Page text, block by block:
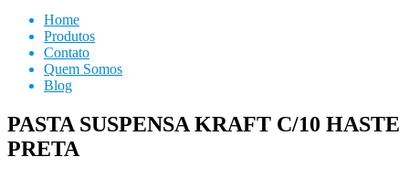
Home
Produtos
Contato
Quem Somos
Blog
PASTA SUSPENSA KRAFT C/10 HASTE
PRETA